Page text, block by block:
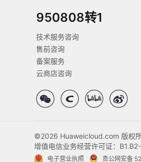
950808转1
技术服务咨询
售前咨询
备案服务
云商店咨询
©2026 Huaweicloud.com 版权
增值电信业务经营许可证：
电子营业执照 贵公网安备